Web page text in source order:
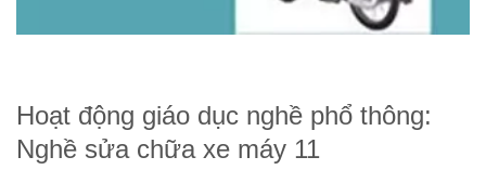
Hoạt động giáo dục nghề phổ thông:
Nghề sửa chữa xe máy 11